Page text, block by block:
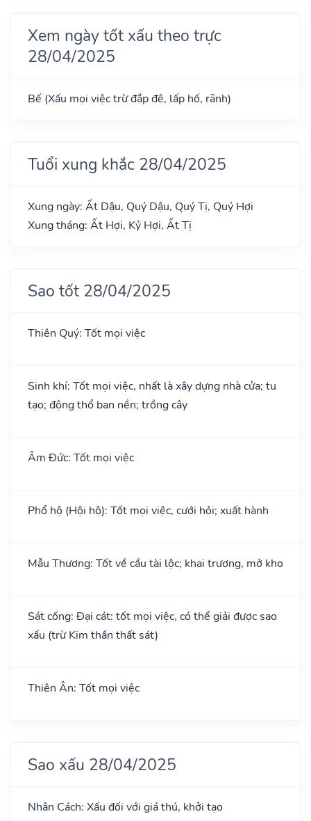
Xem ngày tốt xấu theo trực
28/04/2025
Bế (Xấu mọi việc trừ đắp đê, lấp hố, rãnh)
Tuổi xung khắc 28/04/2025
Xung ngày: Ất Dậu, Quý Dậu, Quý Tị, Quý Hợi
Xung tháng: Ất Hợi, Kỷ Hợi, Ất Tị
Sao tốt 28/04/2025
Thiên Quý: Tốt mọi việc
Sinh khí: Tốt mọi việc, nhất là xây dựng nhà cửa; tu
tạo; động thổ ban nền; trồng cây
Âm Đức: Tốt mọi việc
Phổ hộ (Hội hộ): Tốt mọi việc, cưới hỏi; xuất hành
Mẫu Thương: Tốt về cầu tài lộc; khai trương, mở kho
Sát cống: Đại cát: tốt mọi việc, có thể giải được sao
xấu (trừ Kim thần thất sát)
Thiên Ân: Tốt mọi việc
Sao xấu 28/04/2025
Nhân Cách: Xấu đối với giá thú, khởi tạo